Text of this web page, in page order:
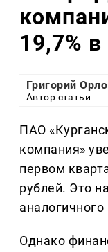
19,7%
Григорий
Автор статьи
ПАО
компания»
первом
рублей. Это
Однако